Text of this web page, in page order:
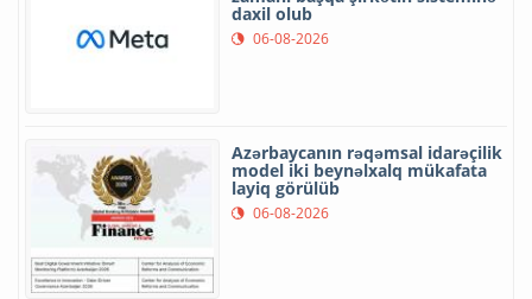
daxil olub
06-08-2026
Azərbaycanın rəqəmsal idarəçilik
model iki beynəlxalq mükafata
layiq görülüb
06-08-2026